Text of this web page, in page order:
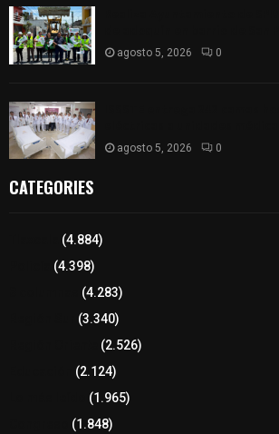
agosto 5, 2026 0
agosto 5, 2026 0
CATEGORIES
(4.884)
(4.398)
(4.283)
(3.340)
(2.526)
(2.124)
(1.965)
(1.848)